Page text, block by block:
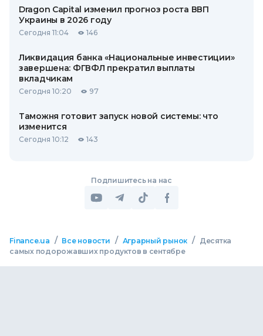
Dragon Capital изменил прогноз роста ВВП
Украины в 2026 году
Сегодня 11:04 146
Ликвидация банка «Национальные инвестиции»
завершена: ФГВФЛ прекратил выплаты
вкладчикам
Сегодня 10:20 97
Таможня готовит запуск новой системы: что
изменится
Сегодня 10:12 143
Подпишитесь на нас
Finance.ua / Все новости / Аграрный рынок /
Десятка
самых подорожавших продуктов в сентябре